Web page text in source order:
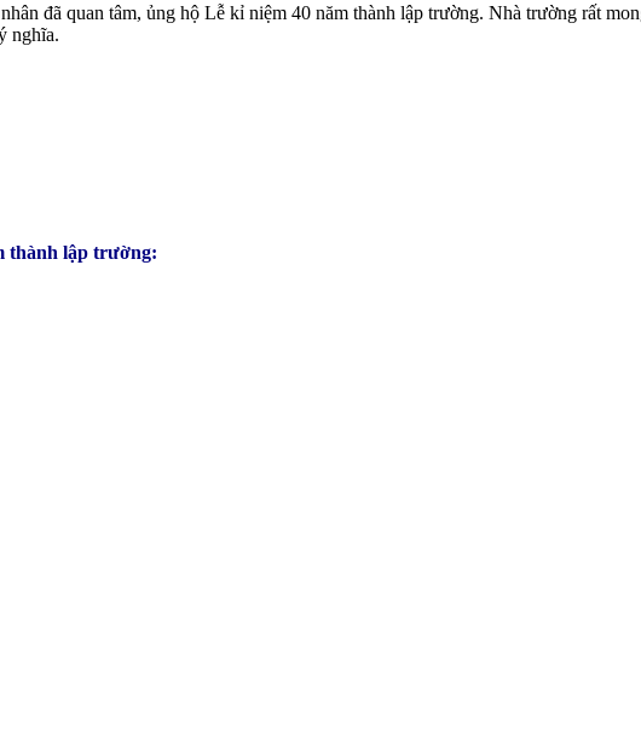
đã quan tâm, ủng hộ Lễ kỉ niệm 40 năm thành lập trường. Nhà trường rất
nghĩa.
thành lập trường: